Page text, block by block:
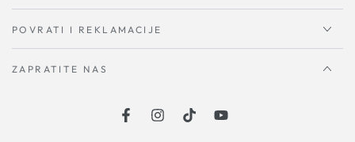
POVRATI I REKLAMACIJE
ZAPRATITE NAS
FacebookInstagramTikTokYouTube